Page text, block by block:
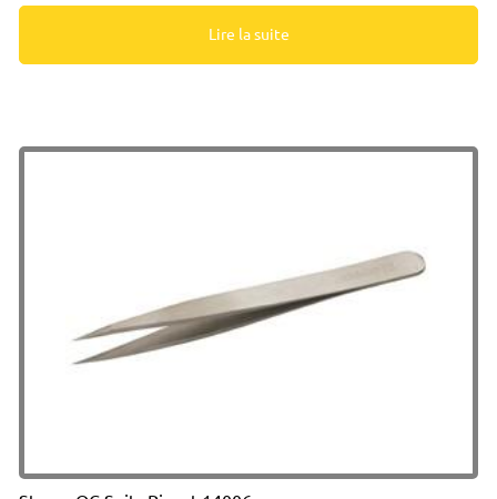
Lire la suite